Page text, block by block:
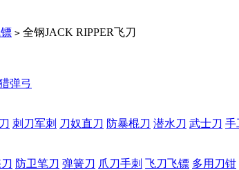
> 全钢JACK RIPPER飞刀
弹弓
刺刀军刺 刀奴直刀 防暴棍刀 潜水刀 武士刀 手
防卫笔刀 弹簧刀 爪刀手刺 飞刀飞镖 多用刀钳